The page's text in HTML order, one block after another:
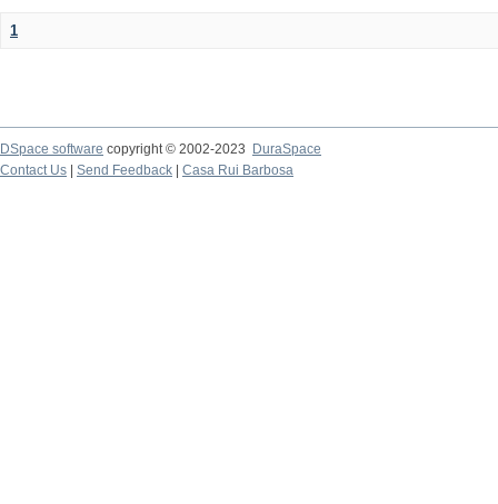
1
DSpace software copyright © 2002-2023
DuraSpace
Contact Us
Send Feedback Casa Rui Barbosa